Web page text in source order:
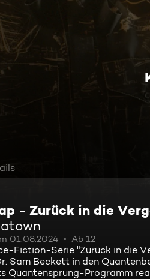
- Zurück in die
01.08.2024 Ab 12
Fiction-Serie "Zurück in die
Sam Beckett in den
Quantensprung-Programm